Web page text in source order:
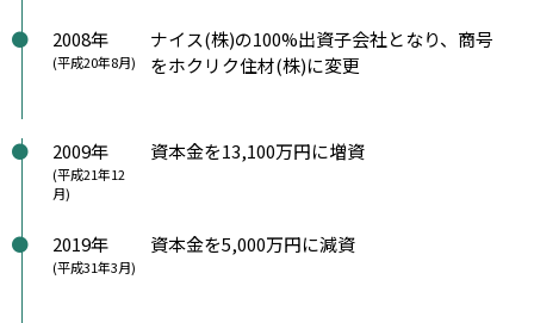
2008年
(平成20年8月)
ナイス(株)の100%出資子会社となり、商号
をホクリク住材(株)に変更
2009年
(平成21年12
月)
資本金を13,100万円に増資
2019年
(平成31年3月)
資本金を5,000万円に減資